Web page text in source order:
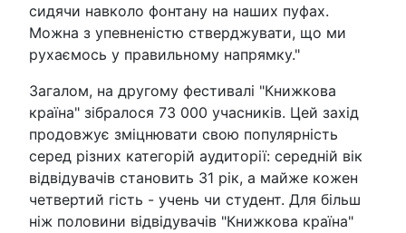
сидячи навколо фонтану на наших пуфах.
Можна з упевненістю стверджувати, що ми
рухаємось у правильному напрямку."
Загалом, на другому фестивалі "Книжкова
країна" зібралося 73 000 учасників. Цей захід
продовжує зміцнювати свою популярність
серед різних категорій аудиторії: середній вік
відвідувачів становить 31 рік, а майже кожен
четвертий гість - учень чи студент. Для більш
ніж половини відвідувачів "Книжкова країна"